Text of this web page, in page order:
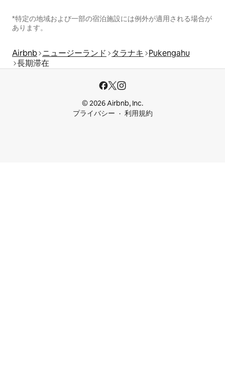
*特定の地域および一部の宿泊施設には例外が適用される場合が
あります。
Airbnb ニュージーランド タラナキ
Pukengahu
長期滞在
© 2026 Airbnb, Inc.
プライバシー
利用規約